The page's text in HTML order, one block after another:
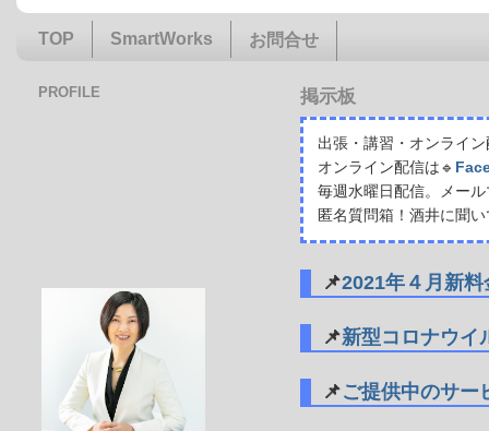
TOP SmartWorks お問合せ
掲示板
出張・講習・オンライ
オンライン配信は🔹
毎週水曜日配信。メー
匿名質問箱！酒井に聞
📌2021年４月新
📌新型コロナウイ
📌ご提供中のサー
PROFILE